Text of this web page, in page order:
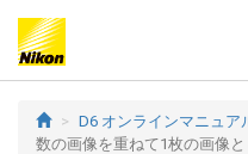
D6 オンラインマニュア
数の画像を重ねて1枚の画像と